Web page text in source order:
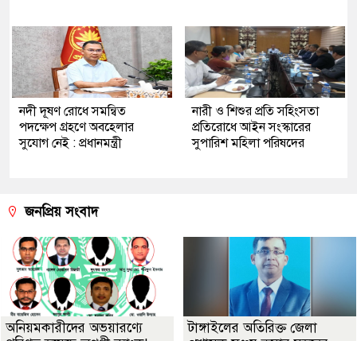
নদী দূষণ রোধে সমন্বিত
পদক্ষেপ গ্রহণে অবহেলার
সুযোগ নেই : প্রধানমন্ত্রী
নারী ও শিশুর প্রতি সহিংসতা
প্রতিরোধে আইন সংস্কারের
সুপারিশ মহিলা পরিষদের
জনপ্রিয় সংবাদ
অনিয়মকারীদের অভয়ারণ্যে
টাঙ্গাইলের অতিরিক্ত জেলা